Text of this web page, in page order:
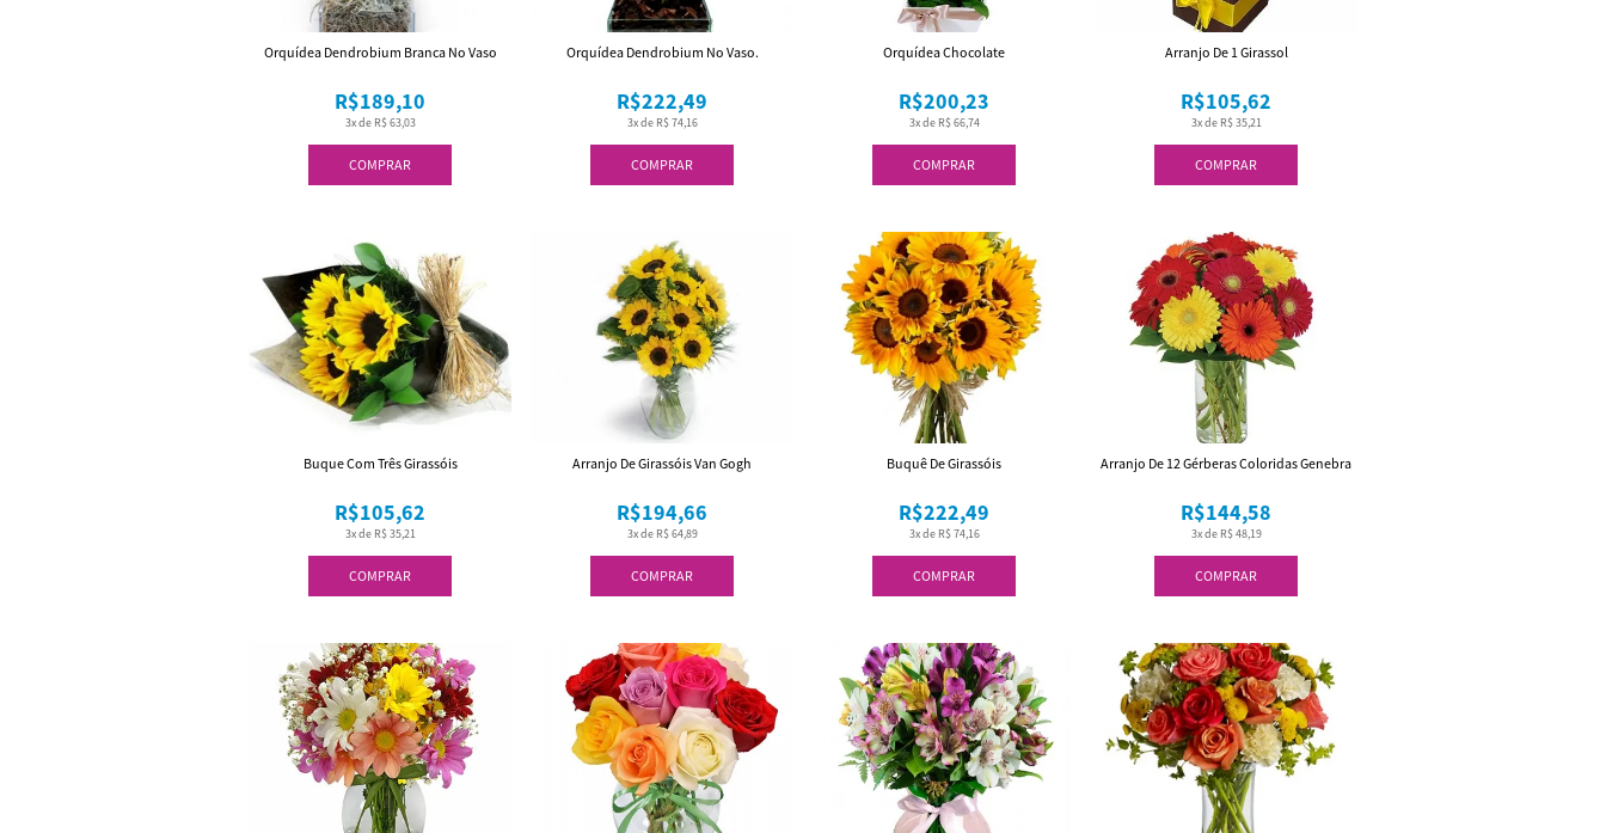
COMPRAR
3x de R$ 63,03
R$189,10
Orquídea Dendrobium Branca No Vaso
COMPRAR
3x de R$ 74,16
R$222,49
Orquídea Dendrobium No Vaso.
COMPRAR
3x de R$ 66,74
R$200,23
Orquídea Chocolate
COMPRAR
3x de R$ 35,21
R$105,62
Arranjo De 1 Girassol
COMPRAR
3x de R$ 35,21
R$105,62
Buque Com Três Girassóis
COMPRAR
3x de R$ 64,89
R$194,66
Arranjo De Girassóis Van Gogh
COMPRAR
3x de R$ 74,16
R$222,49
Buquê De Girassóis
COMPRAR
3x de R$ 48,19
R$144,58
Arranjo De 12 Gérberas Coloridas Genebra